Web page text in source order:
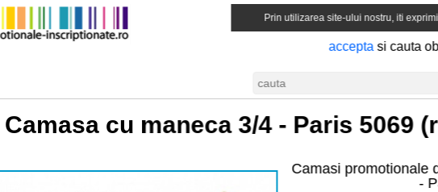
Camasa cu maneca 3/4 - Paris 5069
Camasi promotionale
-
Prin utilizarea site-ului nostru, iti
accepta si cauta